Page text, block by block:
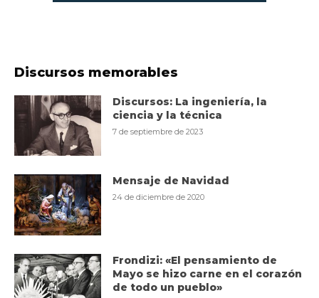
Discursos memorables
Discursos: La ingeniería, la
ciencia y la técnica
7 de septiembre de 2023
Mensaje de Navidad
24 de diciembre de 2020
Frondizi: «El pensamiento de
Mayo se hizo carne en el corazón
de todo un pueblo»